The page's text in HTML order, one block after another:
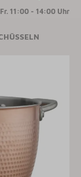
11:00 - 14:00 Uhr